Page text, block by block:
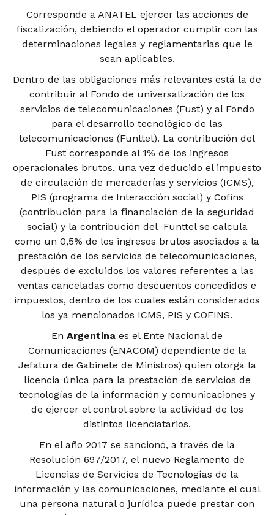
Corresponde a ANATEL ejercer las acciones de
fiscalización, debiendo el operador cumplir con las
determinaciones legales y reglamentarias que le
sean aplicables.
Dentro de las obligaciones más relevantes está la de
contribuir al Fondo de universalización de los
servicios de telecomunicaciones (Fust) y al Fondo
para el desarrollo tecnológico de las
telecomunicaciones (Funttel). La contribución del
Fust corresponde al 1% de los ingresos
operacionales brutos, una vez deducido el impuesto
de circulación de mercaderías y servicios (ICMS),
PIS (programa de Interacción social) y Cofins
(contribución para la financiación de la seguridad
social) y la contribución del Funttel se calcula
como un 0,5% de los ingresos brutos asociados a la
prestación de los servicios de telecomunicaciones,
después de excluidos los valores referentes a las
ventas canceladas como descuentos concedidos e
impuestos, dentro de los cuales están considerados
los ya mencionados ICMS, PIS y COFINS.
En Argentina es el Ente Nacional de
Comunicaciones (ENACOM) dependiente de la
Jefatura de Gabinete de Ministros) quien otorga la
licencia única para la prestación de servicios de
tecnologías de la información y comunicaciones y
de ejercer el control sobre la actividad de los
distintos licenciatarios.
En el año 2017 se sancionó, a través de la
Resolución 697/2017, el nuevo Reglamento de
Licencias de Servicios de Tecnologías de la
información y las comunicaciones, mediante el cual
una persona natural o jurídica puede prestar con